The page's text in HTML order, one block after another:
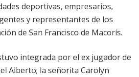
deportivas, empresarios,
y representantes de los
de San Francisco de Macorís.
integrada por el ex jugador de
Alberto; la señorita Carolyn